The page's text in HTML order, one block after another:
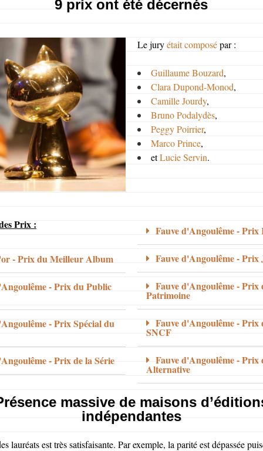
9 prix ont été décernés
Le juryétait composépar :
Guillaume Bouzard,
Clara Dupond-Monod,
Camille Jourdy,
Bruno Podalydès,
Peggy Poirrier,
Marco Prince,
etLucie Servin.
Prix :
- Prix du Meilleur Album
- Prix du Public
- Prix Spécial du
- Prix de la Série
Fauve d'Angoulême - Prix
Fauve d'Angoulême - Prix
Fauve d'Angoulême - Prix
Patrimoine
Fauve d'Angoulême - Prix
SNCF
Fauve d'Angoulême - Prix
Alternative
massive de maisons
indépendantes
lauréats est très satisfaisante. Par exemple, la parité est dépassée